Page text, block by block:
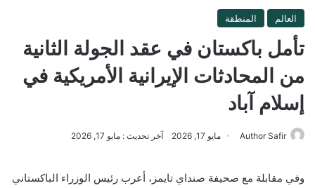
العالم المنطقة
تأمل باكستان في عقد الجولة الثانية
من المحادثات الإيرانية الأمريكية في
إسلام آباد
Author Safir مايو 17, 2026 آخر تحديث : مايو 17, 2026
وفي مقابلة مع صحيفة صنداي تايمز، أعرب رئيس الوزراء الباكستاني